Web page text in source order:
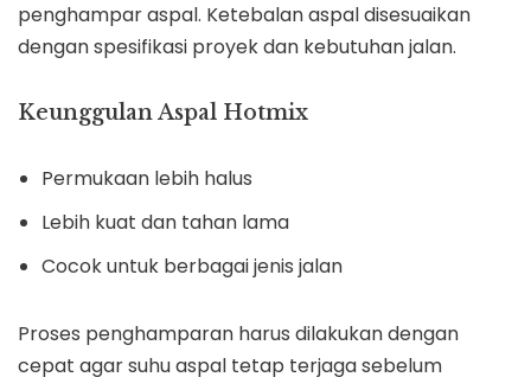
penghampar aspal. Ketebalan aspal disesuaikan
dengan spesifikasi proyek dan kebutuhan jalan.
Keunggulan Aspal Hotmix
Permukaan lebih halus
Lebih kuat dan tahan lama
Cocok untuk berbagai jenis jalan
Proses penghamparan harus dilakukan dengan
cepat agar suhu aspal tetap terjaga sebelum